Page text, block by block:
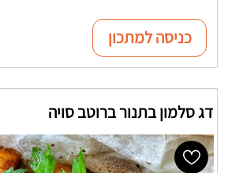
כניסה למתכון
דג סלמון בתנור ברוטב סויה